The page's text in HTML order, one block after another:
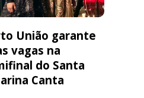
União garante
vagas na
do Santa
Canta